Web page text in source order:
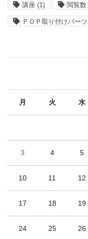
講座 (1) 閲覧数
ＰＯＰ取り付けパーツ
月 火 水
3 4 5
10 11 12
17 18 19
24 25 26